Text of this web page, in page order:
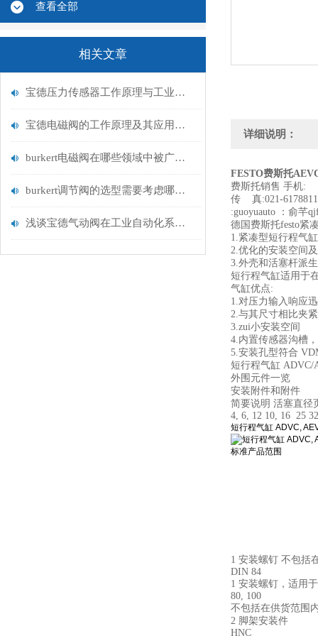
查看全部
相关文章
宝德压力传感器工作原理与工业流体测量应用
宝德电磁阀的工作原理及其应用领域
burkert电磁阀在哪些领域中被广泛应用？
burkert调节阀的选型需要考虑哪些因素？
浅谈宝德气动阀在工业自动化系统中的作用
详细说明：
FESTO费斯托
费斯托销售
传 真:021-
:guoyuauto ：俞芊
德国费斯托festo紧
1.紧凑型短行程气
2.优化的安装空间
3.外壳和活塞杆派
短行程气缸适用于
气缸优点:
1.对压力输入响应
2.与其尺寸相比夹
3.zui小安装空间
4.内置传感器沟槽
5.安装孔型符合
短行程气缸 ADVC/
外围元件一览
安装附件和附件
简要说明 活塞直径
4, 6, 12 10, 16 25
短行程气缸 ADVC,
标准产品范围
1 安装螺钉 不包括
DIN 84
1 安装螺钉，适用
80, 100
不包括在供货范围
2 脚架安装件
HNC